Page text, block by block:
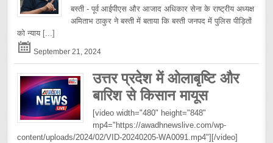
बस्ती - पूर्व आईपीएस और आजाद अधिकार सेना के राष्ट्रीय अध्यक्ष
अमिताभ ठाकुर ने बस्ती में बताया कि बस्ती जनपद में पुलिस पीड़ितों
को न्याय [...]
September 21, 2024
उत्तर प्रदेश में ओलाबृष्टि और
बारिश से किसान मायूस
[video width="480" height="848"
mp4="https://awadhnewslive.com/wp-
content/uploads/2024/02/VID-20240205-WA0091.mp4"][/video]